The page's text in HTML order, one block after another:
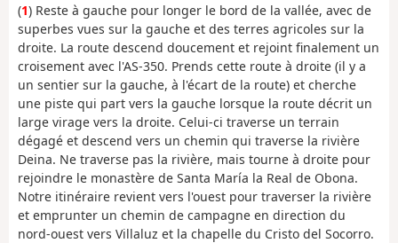
(1) Reste à gauche pour longer le bord de la vallée, avec de
superbes vues sur la gauche et des terres agricoles sur la
droite. La route descend doucement et rejoint finalement un
croisement avec l'AS-350. Prends cette route à droite (il y a
un sentier sur la gauche, à l'écart de la route) et cherche
une piste qui part vers la gauche lorsque la route décrit un
large virage vers la droite. Celui-ci traverse un terrain
dégagé et descend vers un chemin qui traverse la rivière
Deina. Ne traverse pas la rivière, mais tourne à droite pour
rejoindre le monastère de Santa María la Real de Obona.
Notre itinéraire revient vers l'ouest pour traverser la rivière
et emprunter un chemin de campagne en direction du
nord-ouest vers Villaluz et la chapelle du Cristo del Socorro.